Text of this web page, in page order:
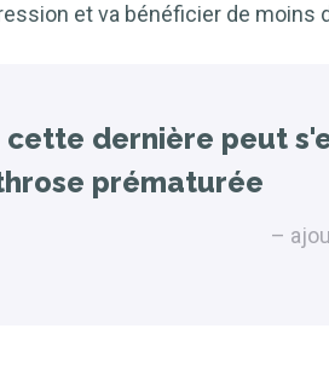
et va bénéficier de moins
cette dernière peut
prématurée